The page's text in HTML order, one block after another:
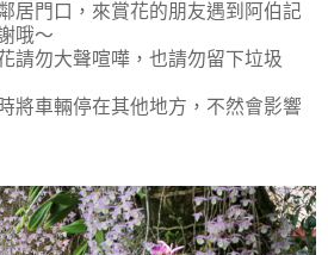
居門口，來賞花的朋友遇到阿伯記
哦～
請勿大聲喧嘩，也請勿留下垃圾
將車輛停在其他地方，不然會影響